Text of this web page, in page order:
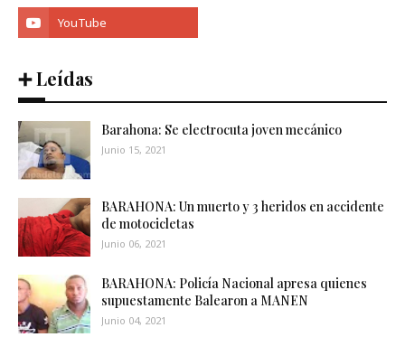
➕ Leídas
Barahona: Se electrocuta joven mecánico
Junio 15, 2021
BARAHONA: Un muerto y 3 heridos en accidente
de motocicletas
Junio 06, 2021
BARAHONA: Policía Nacional apresa quienes
supuestamente Balearon a MANEN
Junio 04, 2021